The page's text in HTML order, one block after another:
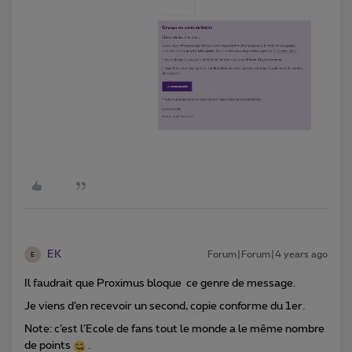
E EK Forum|Forum|4 years ago
Il faudrait que Proximus bloque ce genre de message.
Je viens d’en recevoir un second, copie conforme du 1er.
Note: c’est l’Ecole de fans tout le monde a le même nombre
de points
.